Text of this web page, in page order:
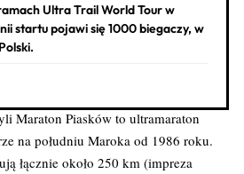
Ultra Trail World Tour w
startu pojawi się 1000 biegaczy, w
Maraton Piasków to ultramaraton
na południu Maroka od 1986 roku.
łącznie około 250 km (impreza